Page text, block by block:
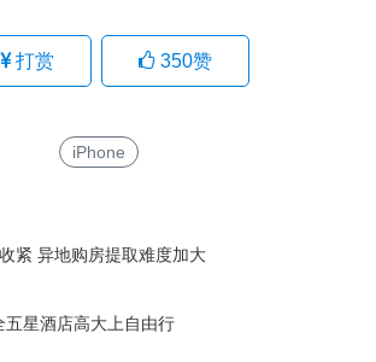
打赏 350赞
iPhone
紧 异地购房提取难度加大
星酒店高大上自由行